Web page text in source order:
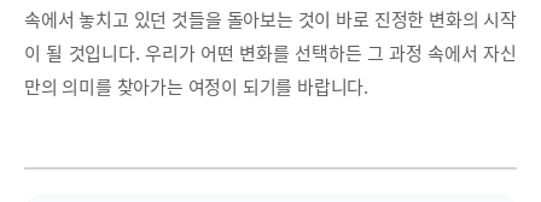
속에서 놓치고 있던 것들을 돌아보는 것이 바로 진정한 변화의 시작
이 될 것입니다. 우리가 어떤 변화를 선택하든 그 과정 속에서 자신
만의 의미를 찾아가는 여정이 되기를 바랍니다.